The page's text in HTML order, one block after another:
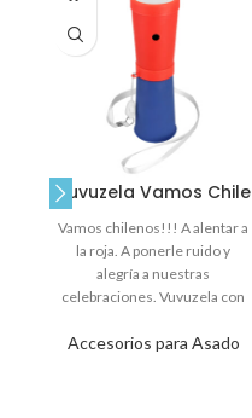
Vuvuzela Vamos Chile
Accesorios para Asado
Vamos chilenos!!! A alentar a
la roja. A ponerle ruido y
alegría a nuestras
celebraciones. Vuvuzela con